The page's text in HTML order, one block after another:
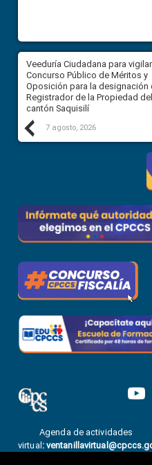
Previous
Veeduría Ciudadana para vigilar
Concurso Público de Méritos y
Oposición para la designación
Registrador de la Propiedad del
cantón Saquisilí
7 agosto, 2026
Agenda de actividades
virtual :